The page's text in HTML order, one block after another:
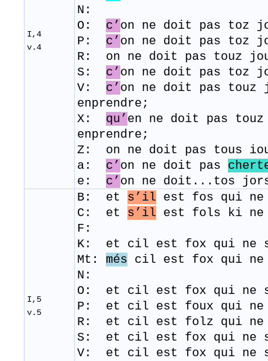
I,4
v.4
N:
O: c’ on ne doit pas toz
P: c’ on ne doit pas toz
R: on ne doit pas touz
S: c’ on ne doit pas toz
V: c’ on ne doit pas
enprendre;
X: qu’ en ne doit pas
enprendre;
Z: on ne doit pas tous
a: c’ on ne doit pas
e: c’ on ne doit...tos
I,5
v.5
B: et s’il est fos qui
C: et s’il est fols ki ne
F:
K: et cil est fox qui ne
Mt: més cil est fox qui ne
N:
O: et cil est fox qui ne
P: et cil est foux qui ne
R: et cil est folz qui
​S: et cil est fox qui ne
V: et cil est fox qui ne